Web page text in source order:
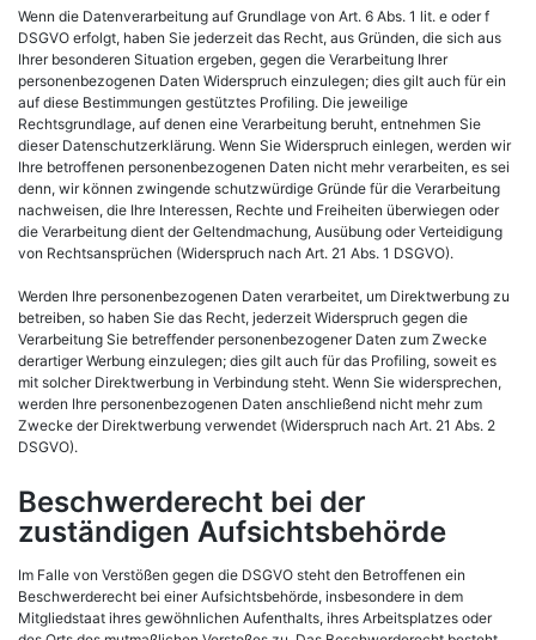
Wenn die Datenverarbeitung auf Grundlage von Art. 6 Abs. 1 lit. e oder f
DSGVO erfolgt, haben Sie jederzeit das Recht, aus Gründen, die sich aus
Ihrer besonderen Situation ergeben, gegen die Verarbeitung Ihrer
personenbezogenen Daten Widerspruch einzulegen; dies gilt auch für ein
auf diese Bestimmungen gestütztes Profiling. Die jeweilige
Rechtsgrundlage, auf denen eine Verarbeitung beruht, entnehmen Sie
dieser Datenschutzerklärung. Wenn Sie Widerspruch einlegen, werden wir
Ihre betroffenen personenbezogenen Daten nicht mehr verarbeiten, es sei
denn, wir können zwingende schutzwürdige Gründe für die Verarbeitung
nachweisen, die Ihre Interessen, Rechte und Freiheiten überwiegen oder
die Verarbeitung dient der Geltendmachung, Ausübung oder Verteidigung
von Rechtsansprüchen (Widerspruch nach Art. 21 Abs. 1 DSGVO).
Werden Ihre personenbezogenen Daten verarbeitet, um Direktwerbung zu
betreiben, so haben Sie das Recht, jederzeit Widerspruch gegen die
Verarbeitung Sie betreffender personenbezogener Daten zum Zwecke
derartiger Werbung einzulegen; dies gilt auch für das Profiling, soweit es
mit solcher Direktwerbung in Verbindung steht. Wenn Sie widersprechen,
werden Ihre personenbezogenen Daten anschließend nicht mehr zum
Zwecke der Direktwerbung verwendet (Widerspruch nach Art. 21 Abs. 2
DSGVO).
Beschwerderecht bei der
zuständigen Aufsichtsbehörde
Im Falle von Verstößen gegen die DSGVO steht den Betroffenen ein
Beschwerderecht bei einer Aufsichtsbehörde, insbesondere in dem
Mitgliedstaat ihres gewöhnlichen Aufenthalts, ihres Arbeitsplatzes oder